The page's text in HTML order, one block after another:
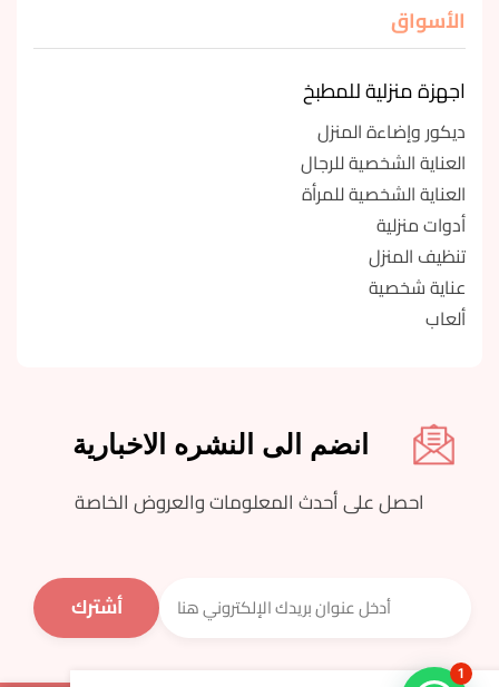
الأسواق
اجهزة منزلية للمطبخ
ديكور وإضاءة المنزل
العناية الشخصية للرجال
العناية الشخصية للمرأة
أدوات منزلية
تنظيف المنزل
عناية شخصية
ألعاب
انضم الى النشره الاخبارية
احصل على أحدث المعلومات والعروض الخاصة
1